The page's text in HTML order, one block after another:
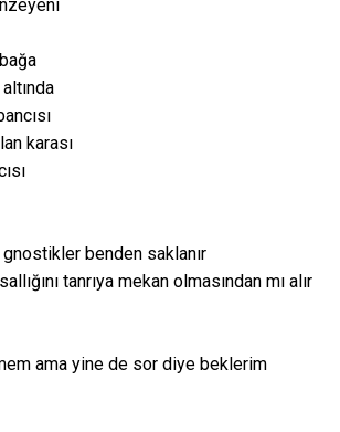
altında
karası
benden saklanır
tanrıya mekan olmasından mı alır
ama yine de sor diye beklerim